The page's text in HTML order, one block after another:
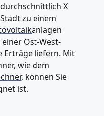
X
zu einem
anlagen
Ost-West-
Erträge liefern. Mit
wie dem
, können Sie
ist.